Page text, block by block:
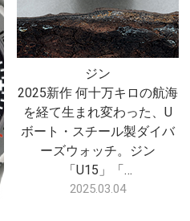
ジン
2025新作 何十万キロの航海
を経て生まれ変わった、U
ボート・スチール製ダイバ
ーズウォッチ。ジン
「U15」「…
2025.03.04